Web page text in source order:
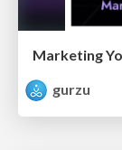
Marketing
gurzu